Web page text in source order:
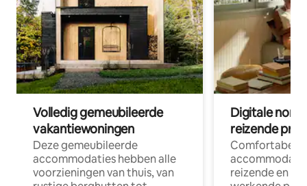
Volledig gemeubileerde
vakantiewoningen
Deze gemeubileerde
accommodaties hebben alle
voorzieningen van thuis, van
Digitale
reizende
Comfortabele
reizende en